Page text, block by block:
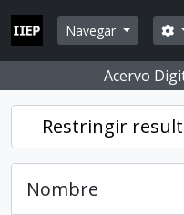
Skip to main content
Navegar
Acervo
Restringir
Nombre